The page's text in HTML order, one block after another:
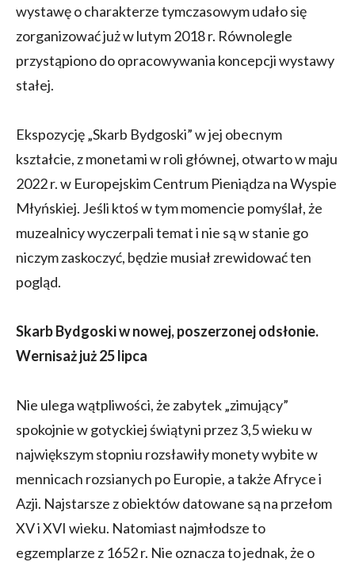
wystawę o charakterze tymczasowym udało się
zorganizować już w lutym 2018 r. Równolegle
przystąpiono do opracowywania koncepcji wystawy
stałej.
Ekspozycję „Skarb Bydgoski” w jej obecnym
kształcie, z monetami w roli głównej, otwarto w maju
2022 r. w Europejskim Centrum Pieniądza na Wyspie
Młyńskiej. Jeśli ktoś w tym momencie pomyślał, że
muzealnicy wyczerpali temat i nie są w stanie go
niczym zaskoczyć, będzie musiał zrewidować ten
pogląd.
Skarb Bydgoski w nowej, poszerzonej odsłonie.
Wernisaż już 25 lipca
Nie ulega wątpliwości, że zabytek „zimujący”
spokojnie w gotyckiej świątyni przez 3,5 wieku w
największym stopniu rozsławiły monety wybite w
mennicach rozsianych po Europie, a także Afryce i
Azji. Najstarsze z obiektów datowane są na przełom
XV i XVI wieku. Natomiast najmłodsze to
egzemplarze z 1652 r. Nie oznacza to jednak, że o